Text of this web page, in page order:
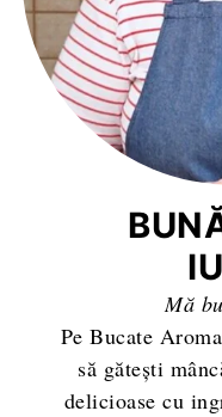
Mă
Pe Bucate
să gătești
delicioase cu